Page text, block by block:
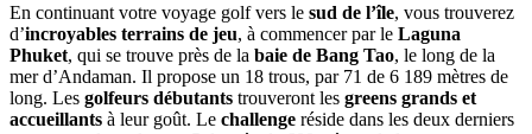
En continuant votre voyage golf vers le sud de l’île, vous trouverez
d’incroyables terrains de jeu, à commencer par le Laguna
Phuket, qui se trouve près de la baie de Bang Tao, le long de la
mer d’Andaman. Il propose un 18 trous, par 71 de 6 189 mètres de
long. Les golfeurs débutants trouveront les greens grands et
accueillants à leur goût. Le challenge réside dans les deux derniers